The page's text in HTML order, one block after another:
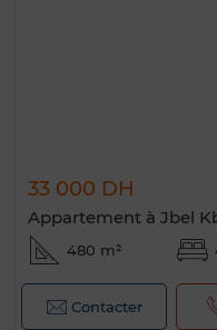
33 000 DH
Appartement à Jbel
480 m²
Contacter